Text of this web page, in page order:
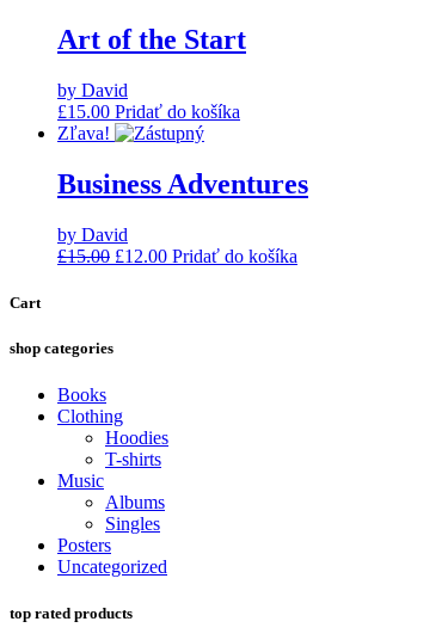
Art of the Start
by David
£15.00 Pridať do košíka
Zľava!
Business Adventures
by David
£15.00 £12.00 Pridať do košíka
Cart
shop categories
Books
Clothing
Hoodies
T-shirts
Music
Albums
Singles
Posters
Uncategorized
top rated products